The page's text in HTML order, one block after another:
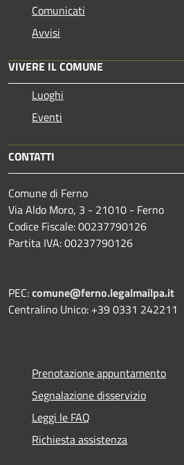
Comunicati
Avvisi
VIVERE IL COMUNE
Luoghi
Eventi
CONTATTI
Comune di Ferno
Via Aldo Moro, 3 - 21010 - Ferno
Codice Fiscale: 00237790126
Partita IVA: 00237790126
PEC:comune@ferno.legalmailpa.it
Centralino Unico: +39 0331 242211
Prenotazione appuntamento
Segnalazione disservizio
Leggi le FAQ
Richiesta assistenza